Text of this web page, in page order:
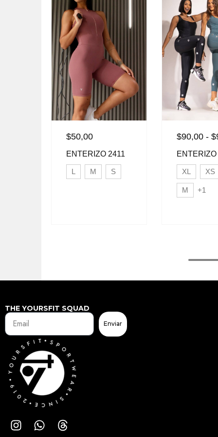
$50,00
ENTERIZO 2411
L M S
$90,00 - $
XL XS
M +1
THE YOURSFIT SQUAD
Enviar